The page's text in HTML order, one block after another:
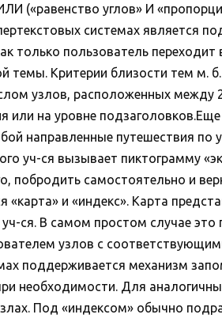
(«равенство углов» И
системах является
только пользователь
темы. Критерии близости тем м.
узлов, расположенных между
или на уровне
направленные путешествия по
уч-ся вызывает пиктограмму
побродить самостоятельно и
и «индекс». Карта
ся. В самом простом случае
узлов с
поддерживается механизм
необходимости. Для
Под «индексом» обычно